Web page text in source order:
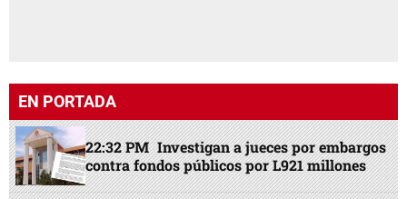
EN PORTADA
22:32 PM Investigan a jueces por embargos
contra fondos públicos por L921 millones